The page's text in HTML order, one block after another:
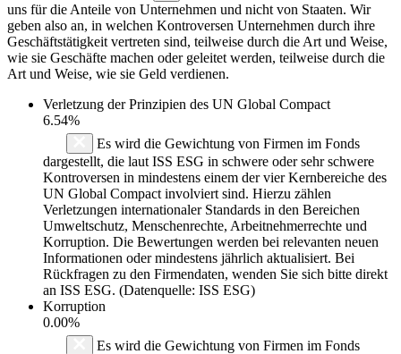
uns für die Anteile von Unternehmen und nicht von Staaten. Wir
geben also an, in welchen Kontroversen Unternehmen durch ihre
Geschäftstätigkeit vertreten sind, teilweise durch die Art und Weise,
wie sie Geschäfte machen oder geleitet werden, teilweise durch die
Art und Weise, wie sie Geld verdienen.
Verletzung der Prinzipien des UN Global Compact
6.54%
Es wird die Gewichtung von Firmen im Fonds
dargestellt, die laut ISS ESG in schwere oder sehr schwere
Kontroversen in mindestens einem der vier Kernbereiche des
UN Global Compact involviert sind. Hierzu zählen
Verletzungen internationaler Standards in den Bereichen
Umweltschutz, Menschenrechte, Arbeitnehmerrechte und
Korruption. Die Bewertungen werden bei relevanten neuen
Informationen oder mindestens jährlich aktualisiert. Bei
Rückfragen zu den Firmendaten, wenden Sie sich bitte direkt
an ISS ESG. (Datenquelle: ISS ESG)
Korruption
0.00%
Es wird die Gewichtung von Firmen im Fonds